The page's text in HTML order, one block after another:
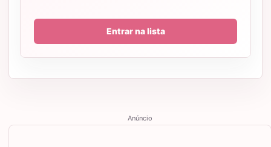
Entrar na lista
Anúncio